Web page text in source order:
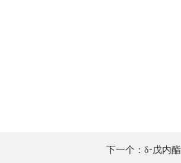
下一个： δ-戊内酯